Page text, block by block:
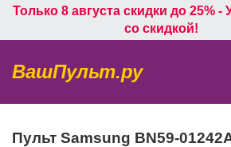
Только 8 августа скидки до 25% -
со скидкой!
ВашПульт.ру
Пульт Samsung BN59-